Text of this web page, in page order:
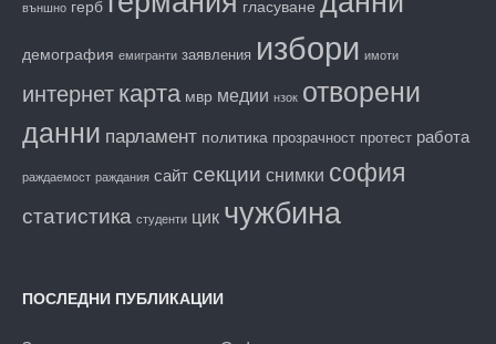
външно герб гласуване
демография емигранти заявления избори имоти
интернет карта мвр медии нзок отворени
данни парламент политика прозрачност протест работа
раждаемост раждания сайт секции снимки софия
статистика студенти цик чужбина
ПОСЛЕДНИ ПУБЛИКАЦИИ